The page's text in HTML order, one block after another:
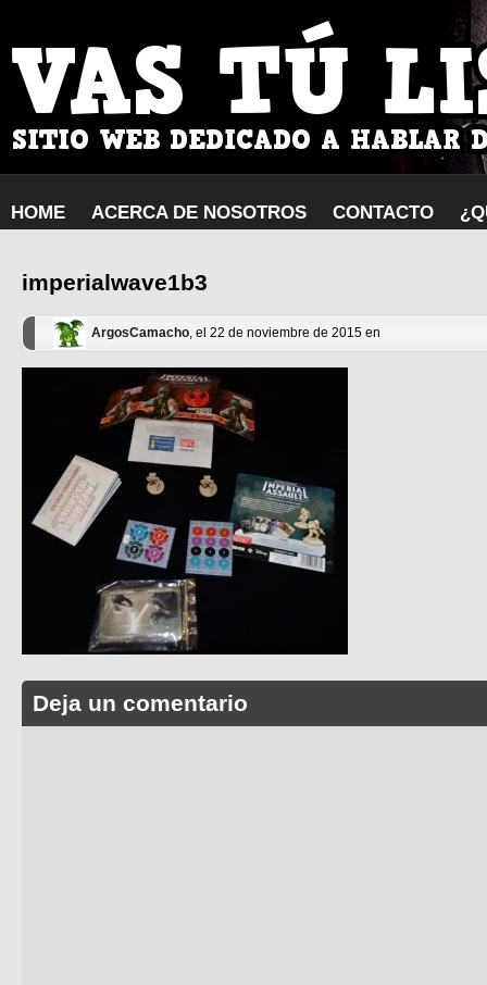
HOME ACERCA DE NOSOTROS CONTACTO
imperialwave1b3
ArgosCamacho, el 22 de noviembre de 2015 en
Deja un comentario